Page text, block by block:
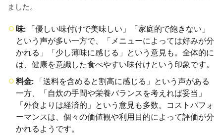
foodable(フ
ビスの基本
情報と特徴
を整理
2.1
ビス
概
要：
管理
栄養
士監
ました。
味: 「優しい味付けで美味しい」「家庭的で飽きない」
という声が多い一方で、「メニューによっては好みが分
かれる」「少し薄味に感じる」という意見も。全体的に
は、健康を意識した食べやすい味付けという印象です。
料金: 「送料を含めると割高に感じる」という声がある
一方、「自炊の手間や栄養バランスを考えれば妥当」
「外食よりは経済的」という意見も多数。コストパフォ
ーマンスは、個々の価値観や利用目的によって評価が分
かれるようです。